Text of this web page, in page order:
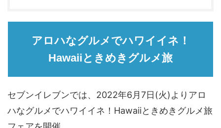
アロハなグルメでハワイイネ！
Hawaiiときめきグルメ旅
セブンイレブンでは、2022年6月7日(火)よりアロ
ハなグルメでハワイイネ！Hawaiiときめきグルメ旅